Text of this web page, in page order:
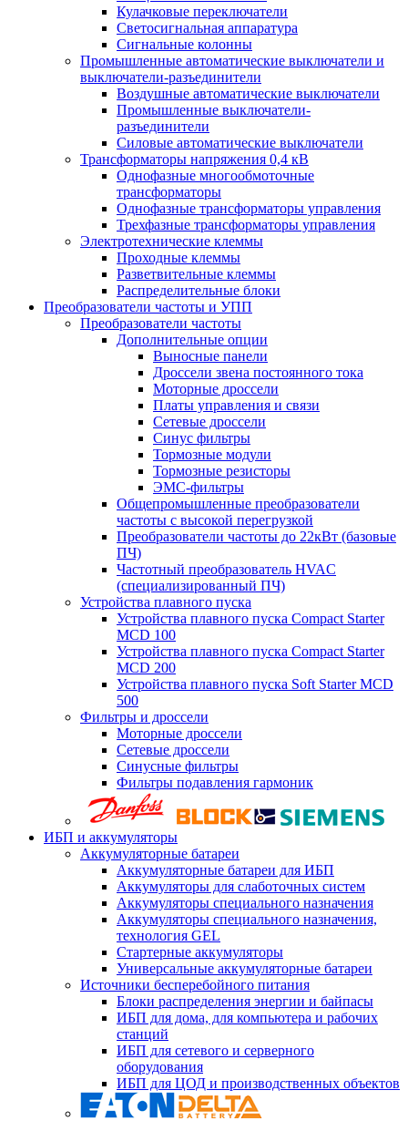
Кулачковые переключатели
Светосигнальная аппаратура
Сигнальные колонны
Промышленные автоматические выключатели и
выключатели-разъединители
Воздушные автоматические выключатели
Промышленные выключатели-
разъединители
Силовые автоматические выключатели
Трансформаторы напряжения 0,4 кВ
Однофазные многообмоточные
трансформаторы
Однофазные трансформаторы управления
Трехфазные трансформаторы управления
Электротехнические клеммы
Проходные клеммы
Разветвительные клеммы
Распределительные блоки
Преобразователи частоты и УПП
Преобразователи частоты
Дополнительные опции
Выносные панели
Дроссели звена постоянного тока
Моторные дроссели
Платы управления и связи
Сетевые дроссели
Синус фильтры
Тормозные модули
Тормозные резисторы
ЭМС-фильтры
Общепромышленные преобразователи
частоты с высокой перегрузкой
Преобразователи частоты до 22кВт (базовые
ПЧ)
Частотный преобразователь HVAC
(специализированный ПЧ)
Устройства плавного пуска
Устройства плавного пуска Compact Starter
MCD 100
Устройства плавного пуска Compact Starter
MCD 200
Устройства плавного пуска Soft Starter MCD
500
Фильтры и дроссели
Моторные дроссели
Сетевые дроссели
Синусные фильтры
Фильтры подавления гармоник
ИБП и аккумуляторы
Аккумуляторные батареи
Аккумуляторные батареи для ИБП
Аккумуляторы для слаботочных систем
Аккумуляторы специального назначения
Аккумуляторы специального назначения,
технология GEL
Стартерные аккумуляторы
Универсальные аккумуляторные батареи
Источники бесперебойного питания
Блоки распределения энергии и байпасы
ИБП для дома, для компьютера и рабочих
станций
ИБП для сетевого и серверного
оборудования
ИБП для ЦОД и производственных объектов